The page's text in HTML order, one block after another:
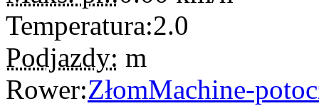
Temperatura:2.0
Podjazdy: m
Rower:ZłomMachine-